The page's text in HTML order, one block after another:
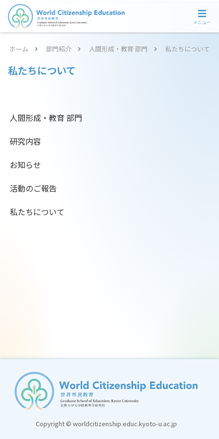
ホーム 部門紹介 人間形成・教育 部門 私たちについて
私たちについて
人間形成・教育 部門
研究内容
お知らせ
活動のご報告
私たちについて
Copyright © worldcitizenship.educ.kyoto-u.ac.jp
メニュー